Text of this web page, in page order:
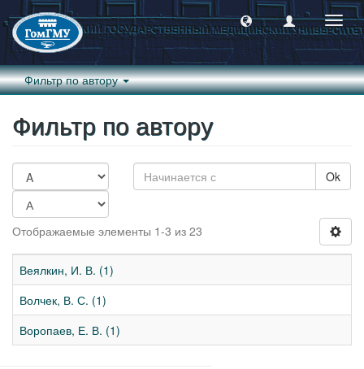
Фильтр по автору
Фильтр по автору
Ok
Отображаемые элементы 1-3 из 23
Веялкин, И. В. (1)
Волчек, В. С. (1)
Воропаев, Е. В. (1)